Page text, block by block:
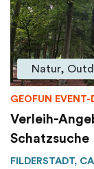
Natur,
GEOFUN EVENT-
Verleih-
Schatzsuche
FILDERSTADT,